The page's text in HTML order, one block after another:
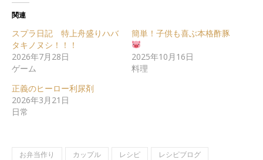
関連
スプラ日記 特上舟盛りハバ
タキノヌシ！！！
2026年7月28日
ゲーム
簡単！子供も喜ぶ本格酢豚
2025年10月16日
料理
正義のヒーロー利尿剤
2026年3月21日
日常
お弁当作り カップル レシピ
レシピブログ